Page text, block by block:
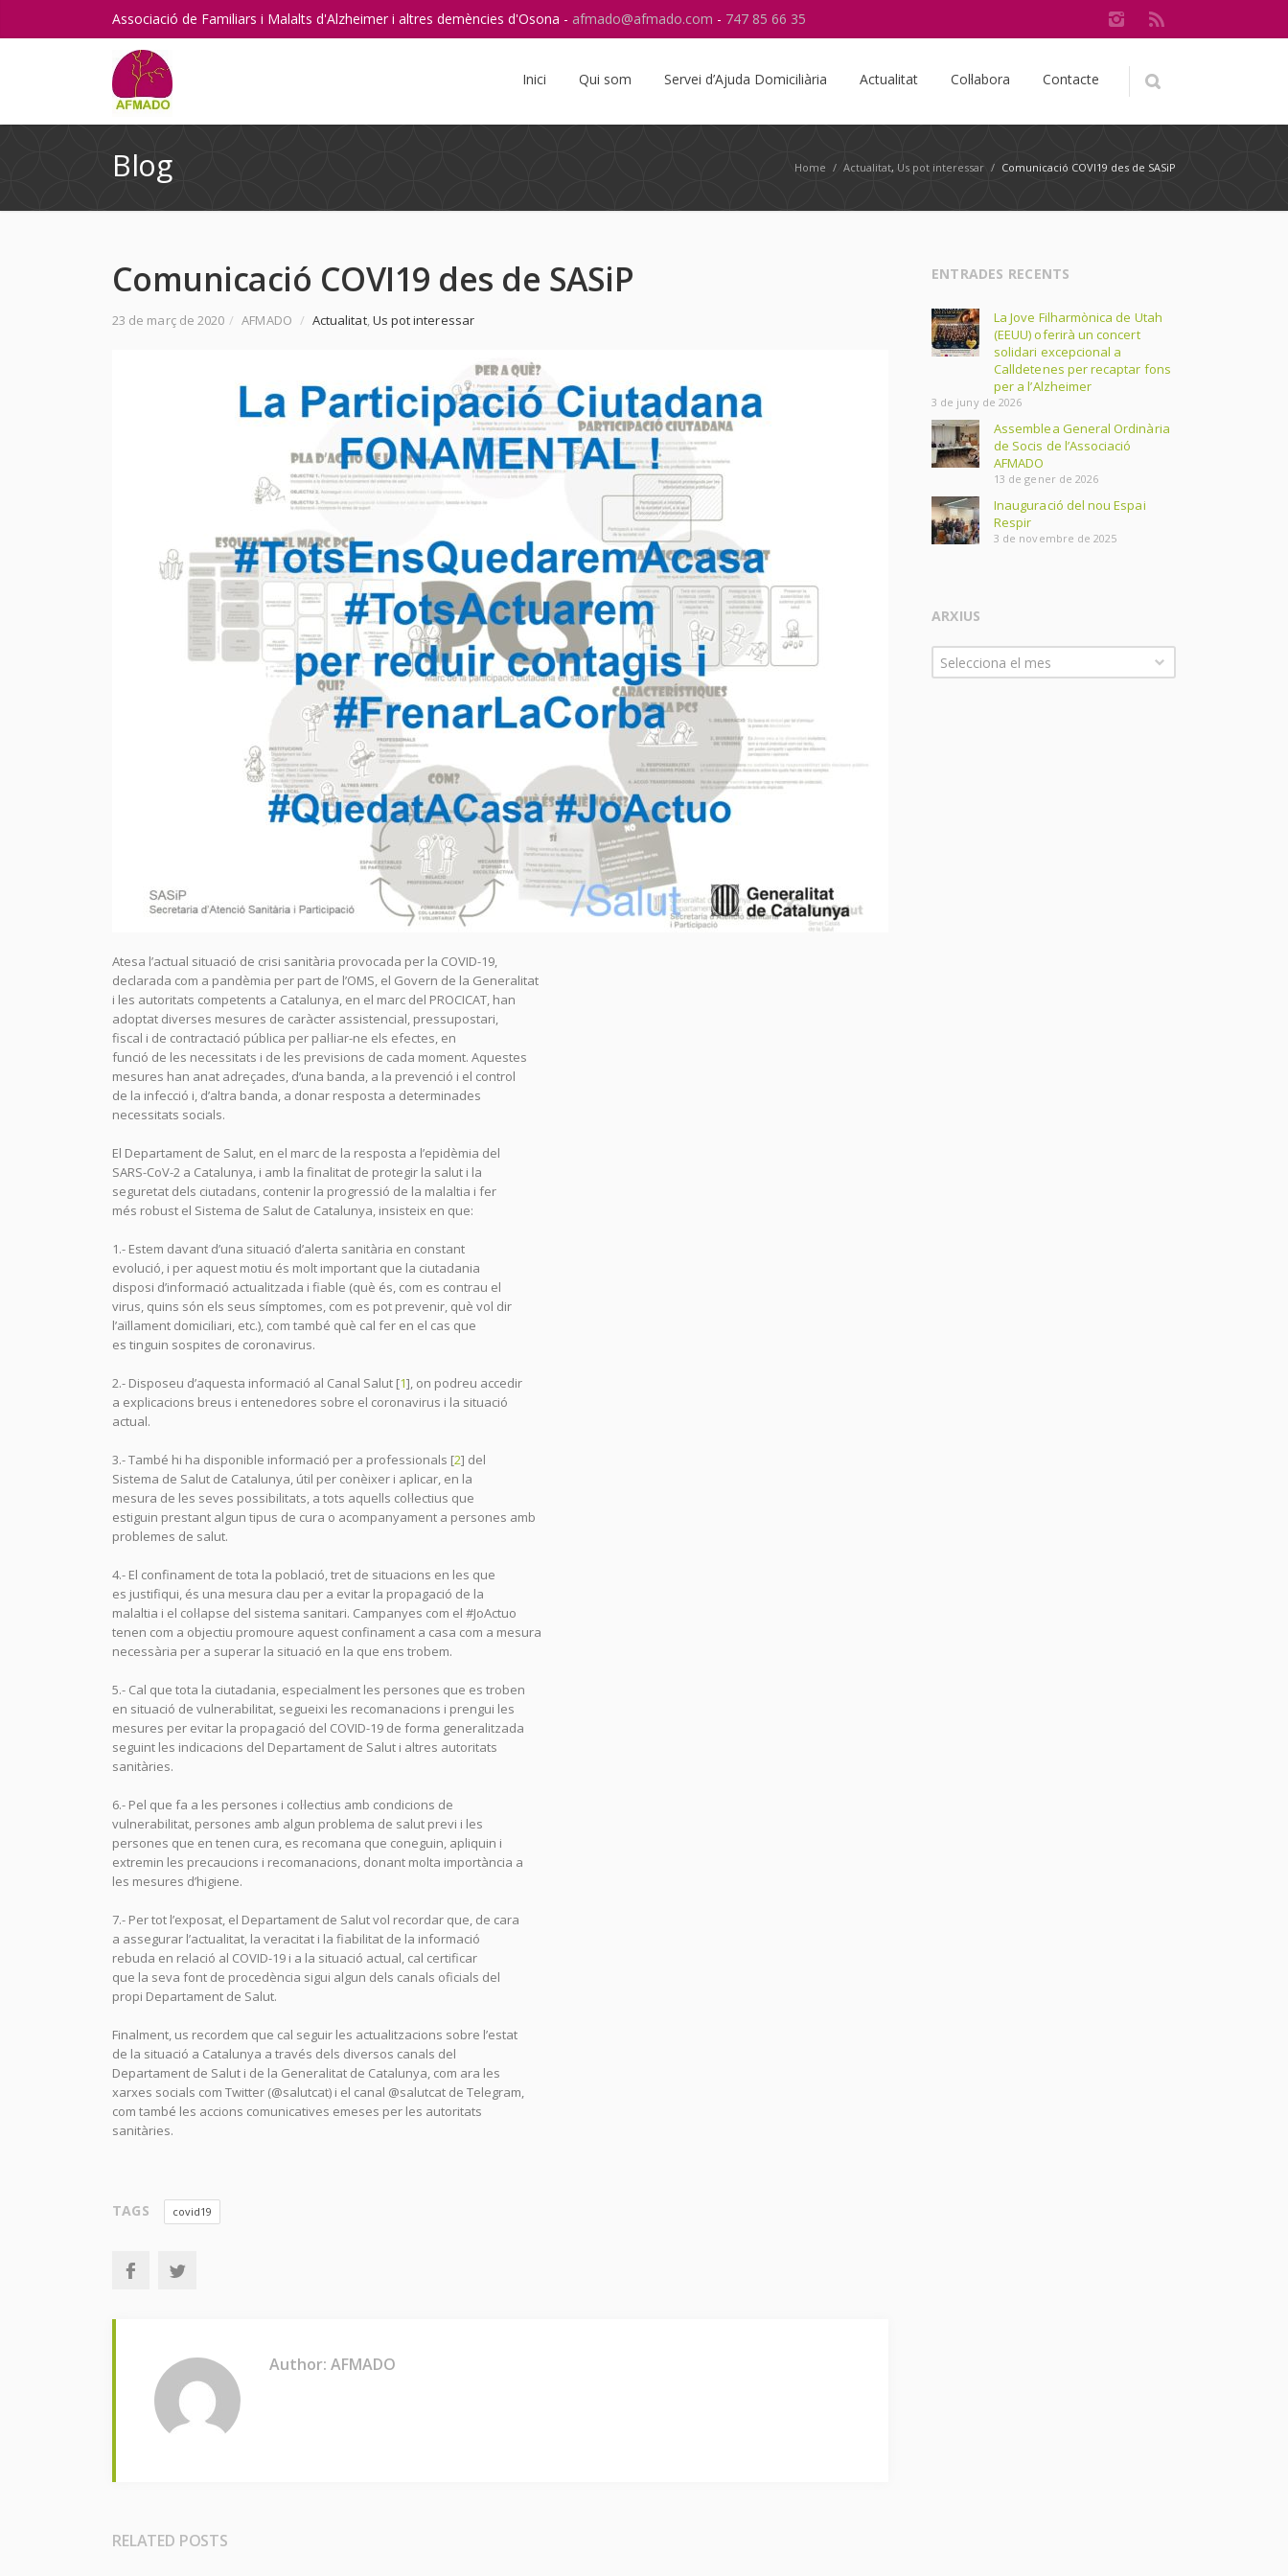
Associació de Familiars i Malalts d'Alzheimer i altres demències d'Osona - afmado@afmado.com - 747 85 66 35
Instagram
RSS
Inici Qui som Servei d’Ajuda Domiciliària Actualitat Col·labora Contacte
Home / Actualitat, Us pot interessar / Comunicació COVI19 des de SASiP
Blog
Comunicació COVI19 des de SASiP
23 de març de 2020 / AFMADO / Actualitat,Us pot interessar
Atesa l’actual situació de crisi sanitària provocada per la COVID-19,
declarada com a pandèmia per part de l’OMS, el Govern de la Generalitat
i les autoritats competents a Catalunya, en el marc del PROCICAT, han
adoptat diverses mesures de caràcter assistencial, pressupostari,
fiscal i de contractació pública per pal·liar-ne els efectes, en
funció de les necessitats i de les previsions de cada moment. Aquestes
mesures han anat adreçades, d’una banda, a la prevenció i el control
de la infecció i, d’altra banda, a donar resposta a determinades
necessitats socials.
El Departament de Salut, en el marc de la resposta a l’epidèmia del
SARS-CoV-2 a Catalunya, i amb la finalitat de protegir la salut i la
seguretat dels ciutadans, contenir la progressió de la malaltia i fer
més robust el Sistema de Salut de Catalunya, insisteix en que:
1.- Estem davant d’una situació d’alerta sanitària en constant
evolució, i per aquest motiu és molt important que la ciutadania
disposi d’informació actualitzada i fiable (què és, com es contrau el
virus, quins són els seus símptomes, com es pot prevenir, què vol dir
l’aïllament domiciliari, etc.), com també què cal fer en el cas que
es tinguin sospites de coronavirus.
2.- Disposeu d’aquesta informació al Canal Salut [1], on podreu accedir
a explicacions breus i entenedores sobre el coronavirus i la situació
actual.
3.- També hi ha disponible informació per a professionals [2] del
Sistema de Salut de Catalunya, útil per conèixer i aplicar, en la
mesura de les seves possibilitats, a tots aquells col·lectius que
estiguin prestant algun tipus de cura o acompanyament a persones amb
problemes de salut.
4.- El confinament de tota la població, tret de situacions en les que
es justifiqui, és una mesura clau per a evitar la propagació de la
malaltia i el col·lapse del sistema sanitari. Campanyes com el #JoActuo
tenen com a objectiu promoure aquest confinament a casa com a mesura
necessària per a superar la situació en la que ens trobem.
5.- Cal que tota la ciutadania, especialment les persones que es troben
en situació de vulnerabilitat, segueixi les recomanacions i prengui les
mesures per evitar la propagació del COVID-19 de forma generalitzada
seguint les indicacions del Departament de Salut i altres autoritats
sanitàries.
6.- Pel que fa a les persones i col·lectius amb condicions de
vulnerabilitat, persones amb algun problema de salut previ i les
persones que en tenen cura, es recomana que coneguin, apliquin i
extremin les precaucions i recomanacions, donant molta importància a
les mesures d’higiene.
7.- Per tot l’exposat, el Departament de Salut vol recordar que, de cara
a assegurar l’actualitat, la veracitat i la fiabilitat de la informació
rebuda en relació al COVID-19 i a la situació actual, cal certificar
que la seva font de procedència sigui algun dels canals oficials del
propi Departament de Salut.
Finalment, us recordem que cal seguir les actualitzacions sobre l’estat
de la situació a Catalunya a través dels diversos canals del
Departament de Salut i de la Generalitat de Catalunya, com ara les
xarxes socials com Twitter (@salutcat) i el canal @salutcat de Telegram,
com també les accions comunicatives emeses per les autoritats
sanitàries.
TAGS covid19
Author: AFMADO
RELATED POSTS
ENTRADES RECENTS
La Jove Filharmònica de Utah
(EEUU) oferirà un concert
solidari excepcional a
Calldetenes per recaptar fons
per a l’Alzheimer
3 de juny de 2026
Assemblea General Ordinària
de Socis de l’Associació
AFMADO
13 de gener de 2026
Inauguració del nou Espai
Respir
3 de novembre de 2025
ARXIUS
Arxius
Selecciona el mes